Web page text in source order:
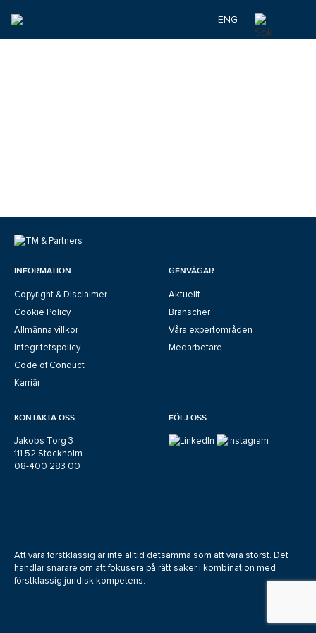
ENGELSKA
INFORMATION
Copyright & Disclaimer
Cookie Policy
Allmänna villkor
Integritetspolicy
Code of Conduct
Karriär
GENVÄGAR
Aktuellt
Branscher
Våra expertområden
Medarbetare
KONTAKTA OSS
Jakobs Torg 3
111 52 Stockholm
08-400 283 00
FÖLJ OSS
Att vara förstklassig är inte alltid detsamma som att vara störst. Det
handlar snarare om att fokusera på rätt saker i kombination med
förstklassig juridisk kompetens.